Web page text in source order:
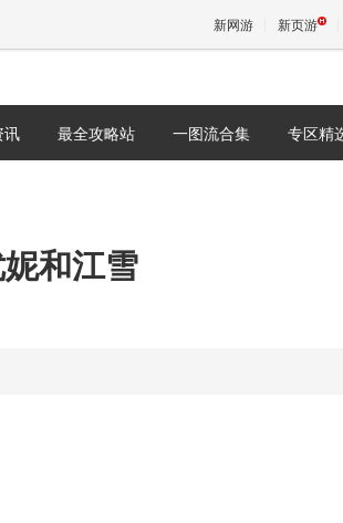
新网游 新页游
讯 最全攻略站 一图流合集 专区精
和江雪